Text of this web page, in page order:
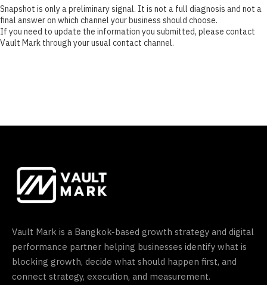
Snapshot is only a preliminary signal. It is not a full diagnosis and not a
final answer on which channel your business should choose.
If you need to update the information you submitted, please contact
Vault Mark through your usual contact channel.
Vault Mark is a Bangkok-based growth strategy and digital
performance partner helping businesses identify what is
blocking growth, decide what should happen first, and
connect strategy, execution, and measurement.